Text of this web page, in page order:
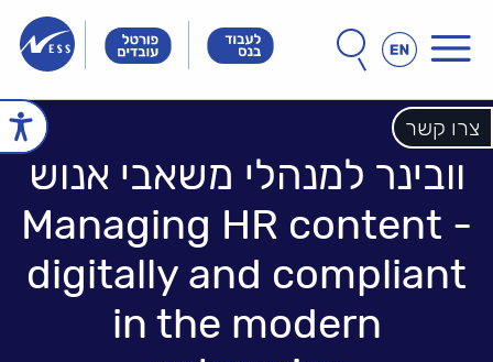
צרו קשר
&
Meet
People
&
People
&
חפש
באתר
חיפוש
עמוד הבית
הכל אודות נס
זה הסיפור שלנו
הנהלת נס
לקוחות מספרים
נס במנהרת הזמן
וובינר למנהלי משאבי אנוש
- Managing HR content
digitally and compliant
in the modern